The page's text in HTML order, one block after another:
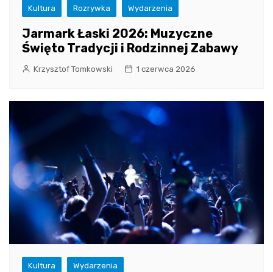
Kultura Rozrywka Wydarzenia
Jarmark Łaski 2026: Muzyczne
Święto Tradycji i Rodzinnej Zabawy
Krzysztof Tomkowski 1 czerwca 2026
Kultura Wydarzenia